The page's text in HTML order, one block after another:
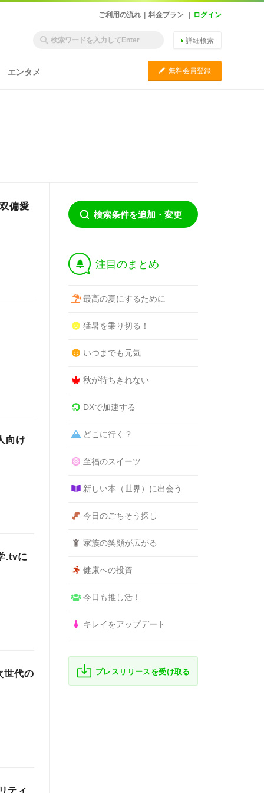
ご利用の流れ 料金プラン ログイン
詳細検索
エンタメ C 無料会員登録
偏愛
向け
.tvに
世代の
ティ
検索条件を追加・変更
† 注目のまとめ
最高の夏にするために
猛暑を乗り切る！
いつまでも元気
秋が待ちきれない
DXで加速する
どこに行く？
至福のスイーツ
新しい本（世界）に出会う
今日のごちそう探し
家族の笑顔が広がる
健康への投資
今日も推し活！
キレイをアップデート
プレスリリースを受け取る